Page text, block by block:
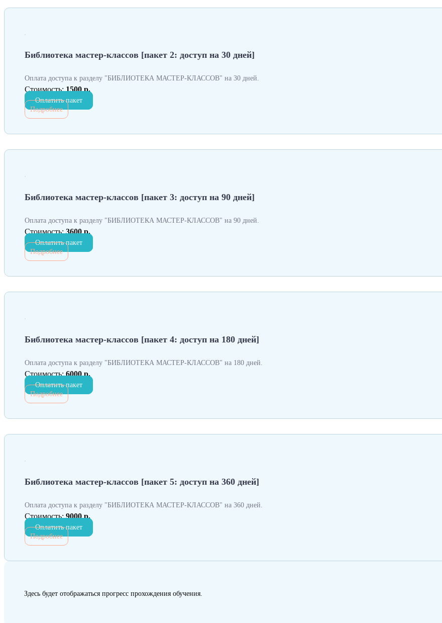
Библиотека мастер-классов [пакет 2: доступ на 30 дней]
Оплата доступа к разделу "БИБЛИОТЕКА МАСТЕР-КЛАССОВ" на 30 дней.
Стоимость: 1500 р.
Оплатить пакет
Подробнее
Библиотека мастер-классов [пакет 3: доступ на 90 дней]
Оплата доступа к разделу "БИБЛИОТЕКА МАСТЕР-КЛАССОВ" на 90 дней.
Стоимость: 3600 р.
Оплатить пакет
Подробнее
Библиотека мастер-классов [пакет 4: доступ на 180 дней]
Оплата доступа к разделу "БИБЛИОТЕКА МАСТЕР-КЛАССОВ" на 180 дней.
Стоимость: 6000 р.
Оплатить пакет
Подробнее
Библиотека мастер-классов [пакет 5: доступ на 360 дней]
Оплата доступа к разделу "БИБЛИОТЕКА МАСТЕР-КЛАССОВ" на 360 дней.
Стоимость: 9000 р.
Оплатить пакет
Подробнее
Здесь будет отображаться прогресс прохождения обучения.